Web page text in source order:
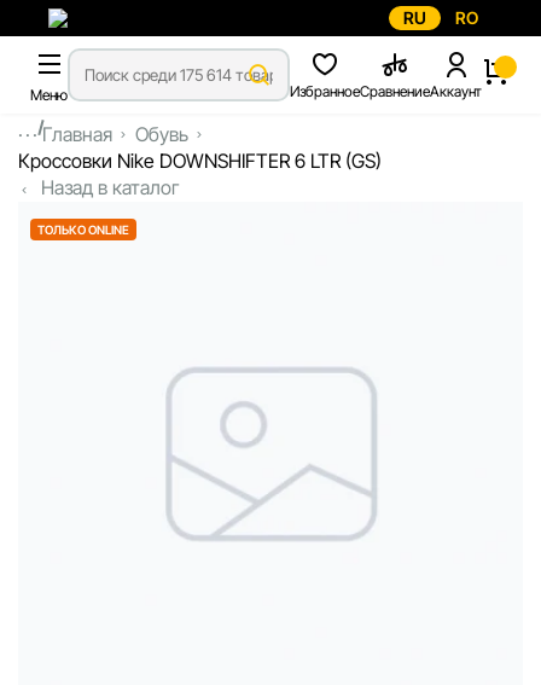
RU RO
Меню ИзбранноеСравнениеАккаунт
...Главная
Обувь
Кроссовки Nike DOWNSHIFTER 6 LTR (GS)
Назад в каталог
ТОЛЬКО ONLINE